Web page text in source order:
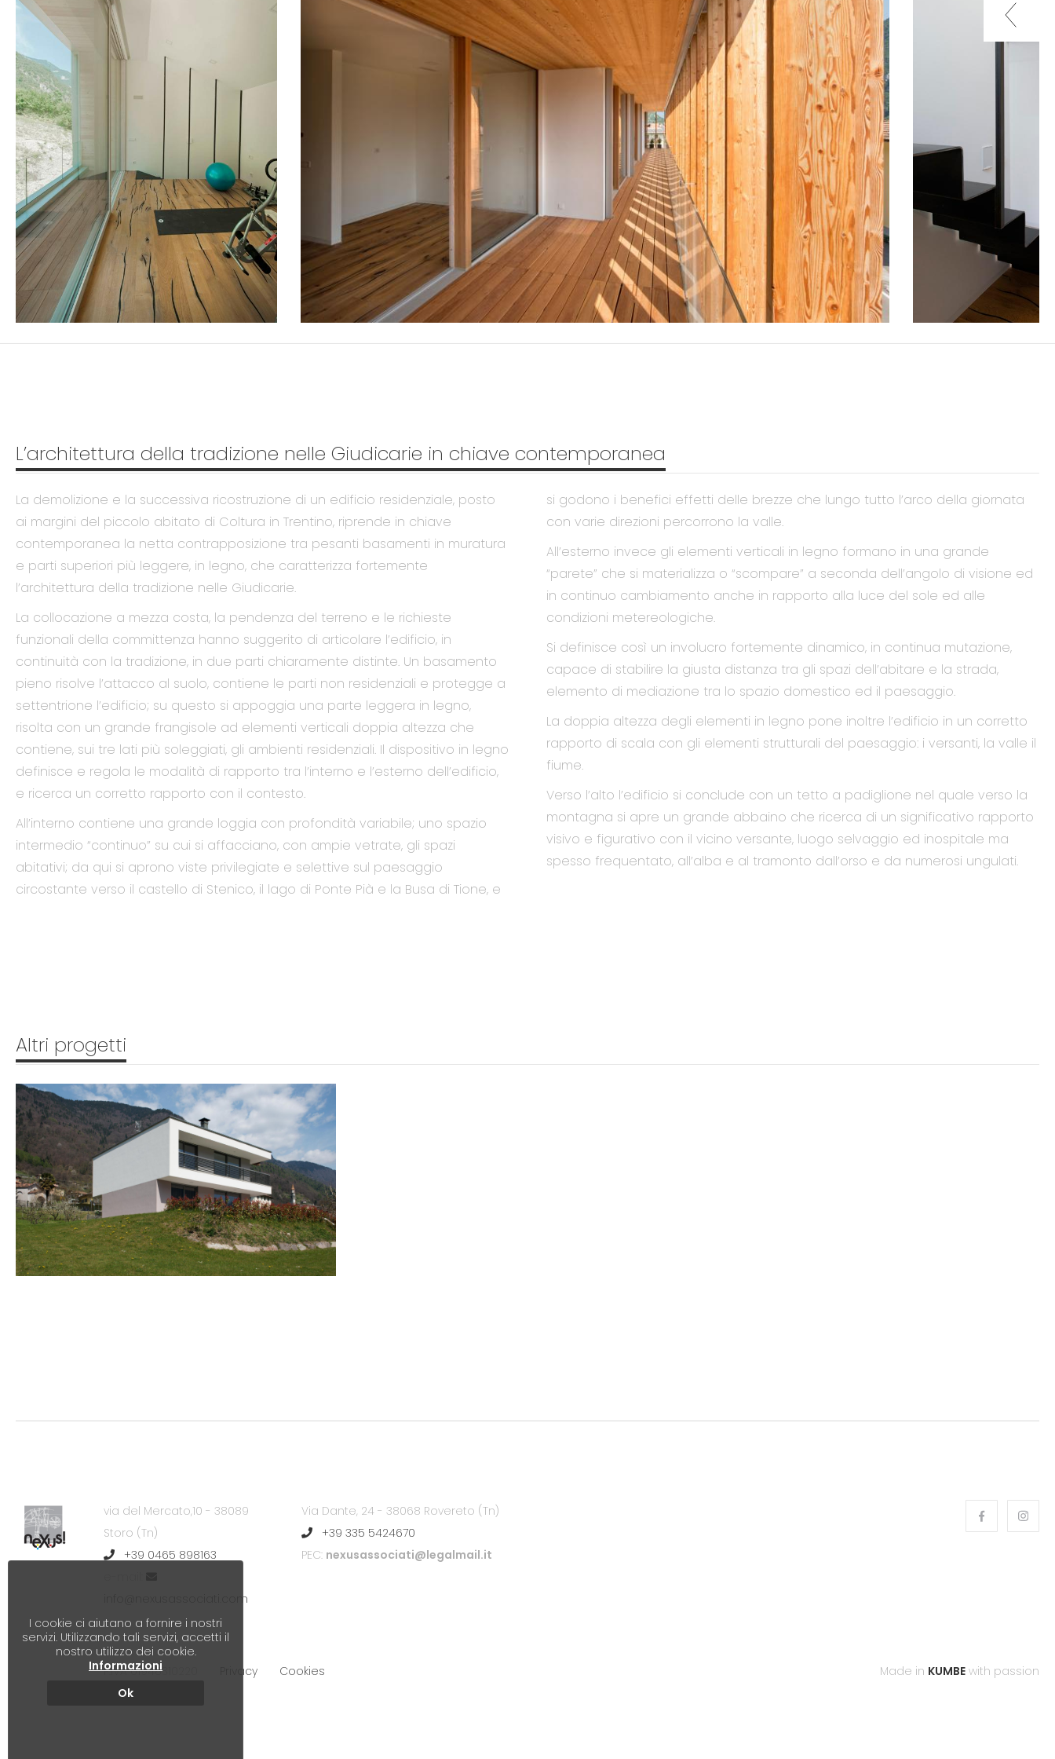
I cookie ci aiutano a fornire i nostri
servizi. Utilizzando tali servizi, accetti il
nostro utilizzo dei cookie.
Informazioni
Ok
L’architettura della tradizione nelle Giudicarie in chiave contemporanea
La demolizione e la successiva ricostruzione di un edificio residenziale, posto
ai margini del piccolo abitato di Coltura in Trentino, riprende in chiave
contemporanea la netta contrapposizione tra pesanti basamenti in muratura
e parti superiori più leggere, in legno, che caratterizza fortemente
l’architettura della tradizione nelle Giudicarie.
La collocazione a mezza costa, la pendenza del terreno e le richieste
funzionali della committenza hanno suggerito di articolare l’edificio, in
continuità con la tradizione, in due parti chiaramente distinte. Un basamento
pieno risolve l’attacco al suolo, contiene le parti non residenziali e protegge a
settentrione l’edificio; su questo si appoggia una parte leggera in legno,
risolta con un grande frangisole ad elementi verticali doppia altezza che
contiene, sui tre lati più soleggiati, gli ambienti residenziali. Il dispositivo in legno
definisce e regola le modalità di rapporto tra l’interno e l’esterno dell’edificio,
e ricerca un corretto rapporto con il contesto.
All’interno contiene una grande loggia con profondità variabile; uno spazio
intermedio “continuo” su cui si affacciano, con ampie vetrate, gli spazi
abitativi; da qui si aprono viste privilegiate e selettive sul paesaggio
circostante verso il castello di Stenico, il lago di Ponte Pià e la Busa di Tione, e
si godono i benefici effetti delle brezze che lungo tutto l’arco della giornata
con varie direzioni percorrono la valle.
All’esterno invece gli elementi verticali in legno formano in una grande
“parete” che si materializza o “scompare” a seconda dell’angolo di visione ed
in continuo cambiamento anche in rapporto alla luce del sole ed alle
condizioni metereologiche.
Si definisce così un involucro fortemente dinamico, in continua mutazione,
capace di stabilire la giusta distanza tra gli spazi dell’abitare e la strada,
elemento di mediazione tra lo spazio domestico ed il paesaggio.
La doppia altezza degli elementi in legno pone inoltre l’edificio in un corretto
rapporto di scala con gli elementi strutturali del paesaggio: i versanti, la valle il
fiume.
Verso l’alto l’edificio si conclude con un tetto a padiglione nel quale verso la
montagna si apre un grande abbaino che ricerca di un significativo rapporto
visivo e figurativo con il vicino versante, luogo selvaggio ed inospitale ma
spesso frequentato, all’alba e al tramonto dall’orso e da numerosi ungulati.
Altri progetti
via del Mercato,10 - 38089
Storo (Tn)
+39 0465 898163
info@nexusassociati.com
Via Dante, 24 - 38068 Rovereto (Tn)
+39 335 5424670
PEC: nexusassociati@legalmail.it
P.IVA 01948310220 Privacy Cookies Made in KUMBE with passion